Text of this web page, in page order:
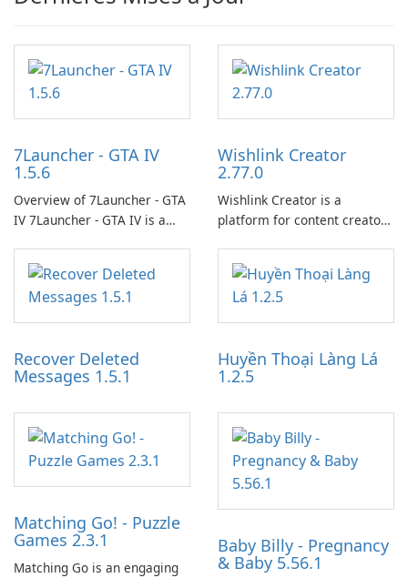
7Launcher - GTA IV
1.5.6
Overview of 7Launcher - GTA
IV 7Launcher - GTA IV is a
application designed to
optimize the gaming
experience for Grand Theft
Auto IV.
Wishlink Creator
2.77.0
Wishlink Creator is a
platform for content creators
work through built-in brand
partnerships and integrated
tools for content distribution
and audience engagement.
Recover Deleted
Messages 1.5.1
Huyền Thoại Làng Lá
1.2.5
Matching Go! - Puzzle
Games 2.3.1
Matching Go is an engaging
Baby Billy - Pregnancy
& Baby 5.56.1